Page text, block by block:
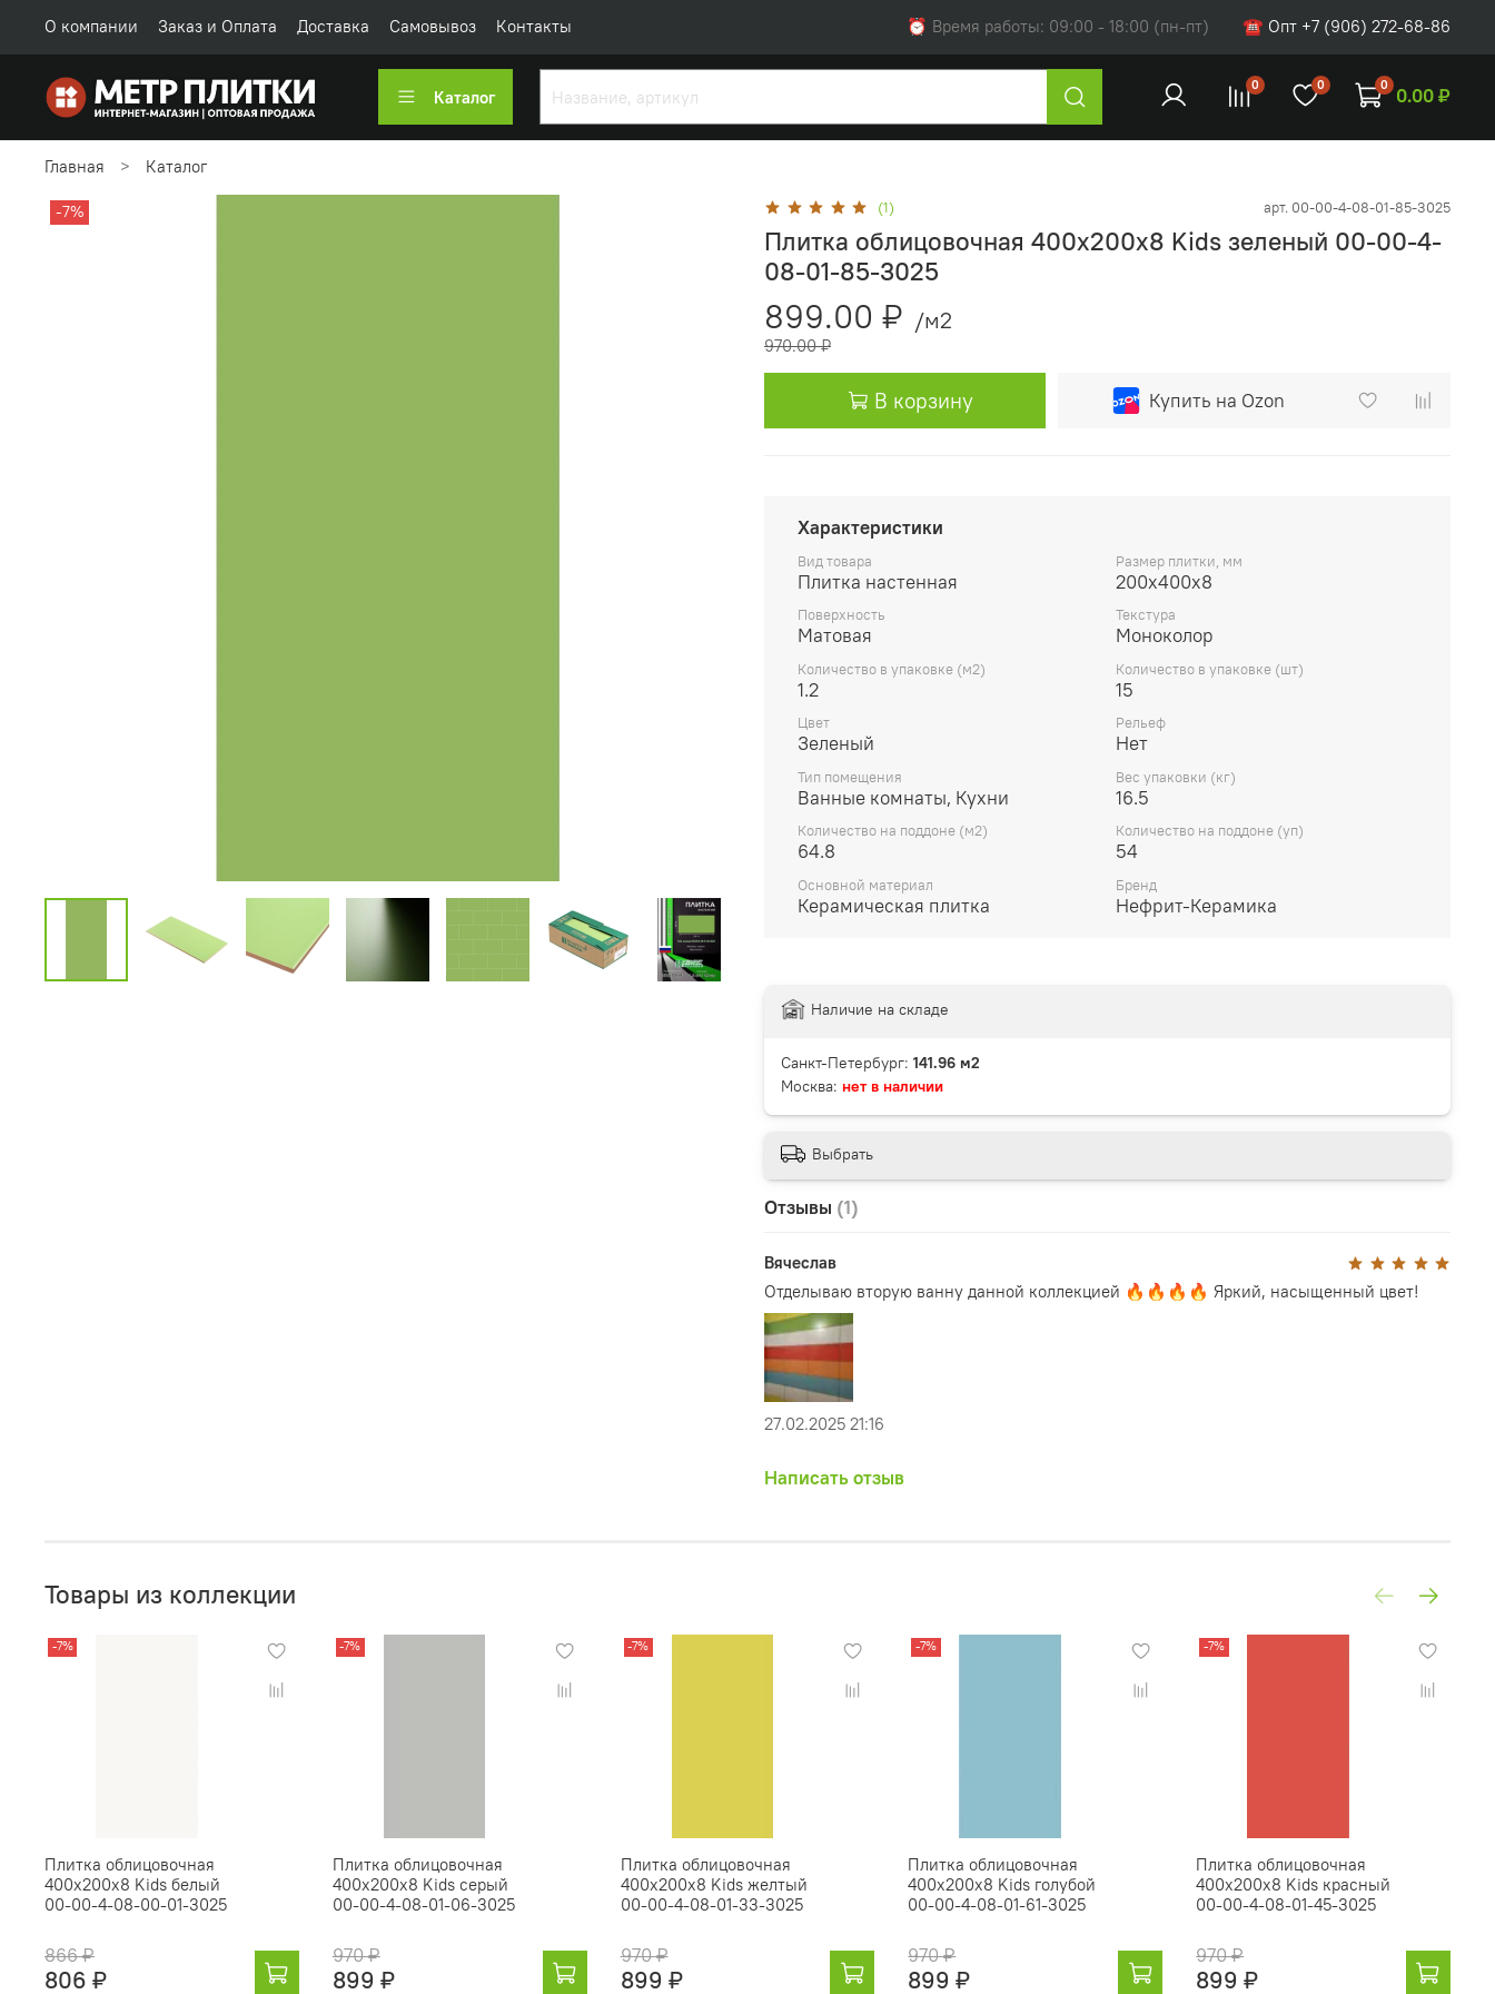
О компании Заказ и Оплата Доставка Самовывоз Контакты ⏰ Время работы: 09:00 - 18:00 (пн-пт) ☎ Опт +7 (906) 272-68-86
Каталог
0 0 0 0.00 ₽
Главная Каталог
-7% (1) арт. 00-00-4-08-01-85-3025
Плитка облицовочная 400х200х8 Kids зеленый 00-00-4-
08-01-85-3025
899.00 ₽ /м2
970.00 ₽
В корзину Купить на Ozon
Характеристики
Вид товара
Плитка настенная
Размер плитки, мм
200x400x8
Поверхность
Матовая
Текстура
Моноколор
Количество в упаковке (м2)
1.2
Количество в упаковке (шт)
15
Цвет
Зеленый
Рельеф
Нет
Тип помещения
Ванные комнаты, Кухни
Вес упаковки (кг)
16.5
Количество на поддоне (м2)
64.8
Количество на поддоне (уп)
54
Основной материал
Керамическая плитка
Бренд
Нефрит-Керамика
Отзывы (1)
Вячеслав
Отделываю вторую ванну данной коллекцией 🔥🔥🔥🔥 Яркий, насыщенный цвет!
27.02.2025 21:16
Написать отзыв
Наличие на складе
Санкт-Петербург: 141.96 м2
Москва: нет в наличии
Выбрать
Товары из коллекции
-7%
Плитка облицовочная
400х200х8 Kids белый
00-00-4-08-00-01-3025
866 ₽
806 ₽
-7%
Плитка облицовочная
400х200х8 Kids серый
00-00-4-08-01-06-3025
970 ₽
899 ₽
-7%
Плитка облицовочная
400х200х8 Kids желтый
00-00-4-08-01-33-3025
970 ₽
899 ₽
-7%
Плитка облицовочная
400х200х8 Kids голубой
00-00-4-08-01-61-3025
970 ₽
899 ₽
-7%
Плитка облицовочная
400х200х8 Kids красный
00-00-4-08-01-45-3025
970 ₽
899 ₽